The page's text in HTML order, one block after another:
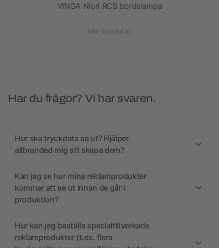
VINGA Niori RCS bordslampa
från 108,84 kr
Har du frågor? Vi har svaren.
Hur ska tryckdata se ut? Hjälper
allbranded mig att skapa dem?
Kan jag se hur mina reklamprodukter
kommer att se ut innan de går i
produktion?
Hur kan jag beställa specialtillverkade
reklamprodukter (t.ex. flera